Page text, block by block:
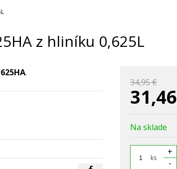
z hliníku 0,625L
34,95 €
31,46
Na sklade
ks
+
-
.